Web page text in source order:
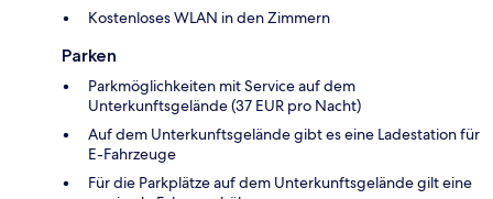
Kostenloses WLAN in den Zimmern
Parken
Parkmöglichkeiten mit Service auf dem
Unterkunftsgelände (37 EUR pro Nacht)
Auf dem Unterkunftsgelände gibt es eine Ladestation für
E-Fahrzeuge
Für die Parkplätze auf dem Unterkunftsgelände gilt eine